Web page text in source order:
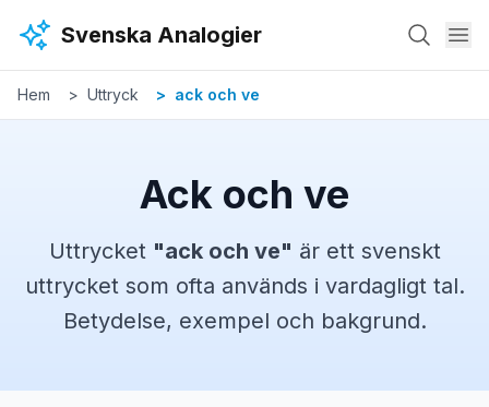
Svenska Analogier
Hem Uttryck ack och ve
Ack och ve
Uttrycket "ack och ve" är ett svenskt
uttrycket som ofta används i vardagligt tal.
Betydelse, exempel och bakgrund.